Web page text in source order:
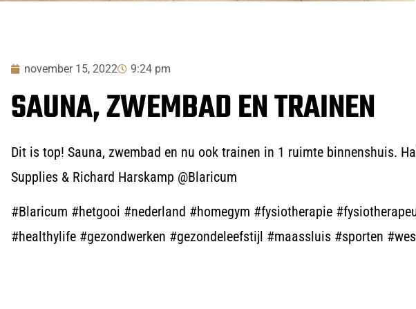
november 15, 2022 9:24 pm
SAUNA, ZWEMBAD EN TRAINEN
Dit is top! Sauna, zwembad en nu ook trainen in 1 ruimte binnenshuis.
Supplies & Richard Harskamp @Blaricum
#Blaricum #hetgooi #nederland #homegym #fysiotherapie
#healthylife #gezondwerken #gezondeleefstijl #maassluis #sporten